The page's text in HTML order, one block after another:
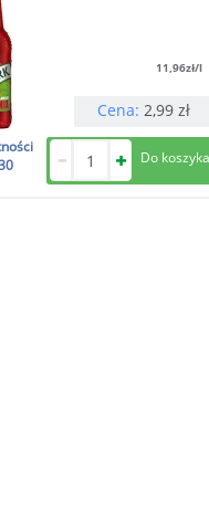
11,96zł/l
Cena:2,99 zł